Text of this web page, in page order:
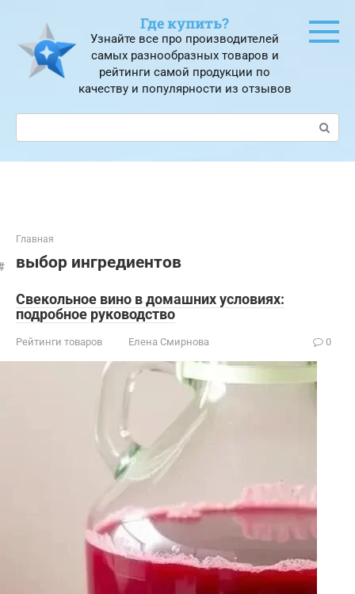
контенту
Где купить?
Узнайте все про производителей
самых разнообразных товаров и
рейтинги самой продукции по
качеству и популярности из отзывов
Поиск:
Главная
выбор ингредиентов
Свекольное вино в домашних условиях:
подробное руководство
Рейтинги товаров Елена Смирнова 0